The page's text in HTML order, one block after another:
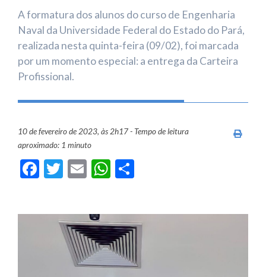
A formatura dos alunos do curso de Engenharia
Naval da Universidade Federal do Estado do Pará,
realizada nesta quinta-feira (09/02), foi marcada
por um momento especial: a entrega da Carteira
Profissional.
10 de fevereiro de 2023, às 2h17 - Tempo de leitura
aproximado: 1 minuto
Facebook
Twitter
EmailWhatsApp